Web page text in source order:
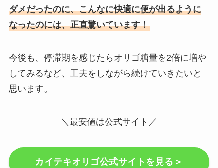
ダメだったのに、こんなに快適に便が出るように
なったのには、正直驚いています！
今後も、停滞期を感じたらオリゴ糖量を2倍に増や
してみるなど、工夫をしながら続けていきたいと
思います。
＼最安値は公式サイト／
カイテキオリゴ公式サイトを見る＞